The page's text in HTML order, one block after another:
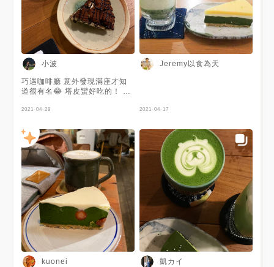
在這家一邊享用甜點和飲品一邊
用筆電很方便。 期盼還能有機
會再到民生社區， 再到「六丁
目cafe」品嘗其他款抹茶甜點和
其他飲品。 完整圖文：
https://jeremyfoodie.tw/blog/post/230667766
六丁目cafe 地址：台北市松山
區新中街6巷7號 鄰近捷運站：
台北捷運松山新店線G18南京三
營業時間：星期一~四、日
12:00~22:00 大家在IG上也一
起來追蹤「Jeremy以食為天」
吧！
https://www.instagram.com/jeremy_foodie/
#六丁目cafe #咖啡 #咖啡廳 #
茶飲 #甜點 #手作甜點 #抹茶 #
抹茶控 #Matcha #丸久小山園
#濃抹茶生乳酪蛋糕 #丸久小山
園若竹手刷抹茶卡布 #抹茶戚風
蛋糕 #Jeremy在台北市
#Jeremy吃抹茶 #台北美食 #台
北甜點 #台北抹茶 #台北咖啡廳
#台北市 #松山區 #新中街 #民
生社區 #捷運南京三民站
小波
巧遇咖啡廳 意外發現滿座才知
道很有名😂 塔皮蠻好吃的！ #
2021-04-29
Jeremy以食為天
2021-04-17
kuonei 凱カイ